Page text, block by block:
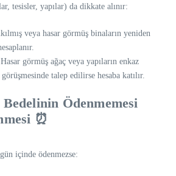
tesisler, yapılar) da dikkate alınır:
veya hasar görmüş binaların yeniden
görmüş ağaç veya yapıların enkaz
talep edilirse hesaba katılır.
Ödenmemesi
⏰
içinde ödenmezse: